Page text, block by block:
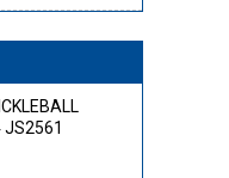
JS2561